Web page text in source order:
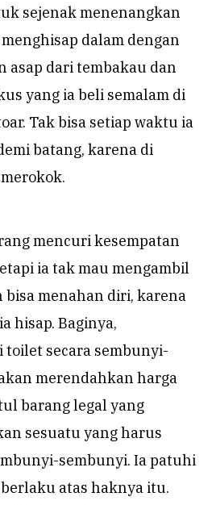
sejenak menenangkan
dalam dengan
asap dari tembakau dan
yang ia beli semalam di
Tak bisa setiap waktu ia
batang, karena di
mencuri kesempatan
ia tak mau mengambil
menahan diri, karena
hisap. Baginya,
toilet secara sembunyi-
merendahkan harga
barang legal yang
sesuatu yang harus
sembunyi. Ia patuhi
atas haknya itu.